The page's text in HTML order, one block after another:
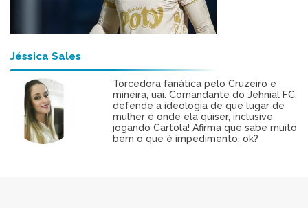
Jéssica Sales
Torcedora fanática pelo Cruzeiro e
mineira, uai. Comandante do Jehnial FC,
defende a ideologia de que lugar de
mulher é onde ela quiser, inclusive
jogando Cartola! Afirma que sabe muito
bem o que é impedimento, ok?